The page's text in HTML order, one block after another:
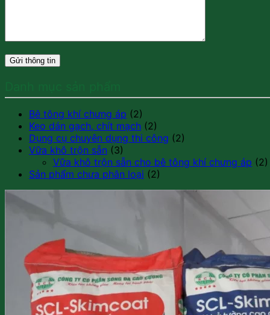
Bê tông khí chưng áp (2)
Keo dán gạch, chít mạch (2)
Dụng cụ chuyên dụng thi công (2)
Vữa khô trộn sẵn (3)
Vữa khô trộn sẵn cho bê tông khí chưng áp (2)
Sản phẩm chưa phân loại (2)